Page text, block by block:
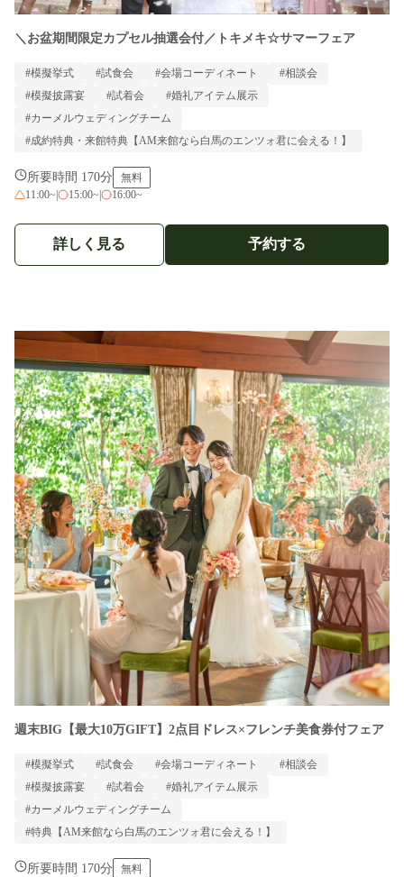
＼お盆期間限定カプセル抽選会付／トキメキ☆サマーフェア
#模擬挙式 #試食会 #会場コーディネート
#相談会
#模擬披露宴
#試着会
#婚礼アイテム展示
#カーメルウェディングチーム
#成約特典・来館特典【AM来館なら白馬のエンツォ君に会える！】
所要時間 170分
無料
11:00~| 15:00~| 16:00~
詳しく見る 予約する
週末BIG【最大10万GIFT】2点目ドレス×フレンチ美食券付フェア
#模擬挙式 #試食会 #会場コーディネート
#相談会
#模擬披露宴
#試着会
#婚礼アイテム展示
#カーメルウェディングチーム
#特典【AM来館なら白馬のエンツォ君に会える！】
所要時間 170分
無料